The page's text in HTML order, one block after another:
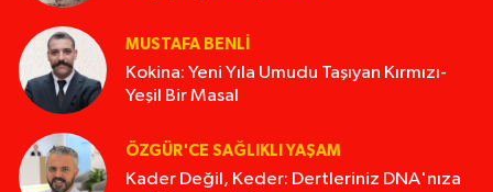
MUSTAFA BENLI
Kokina: Yeni Yıla Umudu Taşıyan Kırmızı-
Yeşil Bir Masal
ÖZGÜR'CE SAĞLIKLI YAŞAM
Kader Değil, Keder: Dertleriniz DNA'nıza